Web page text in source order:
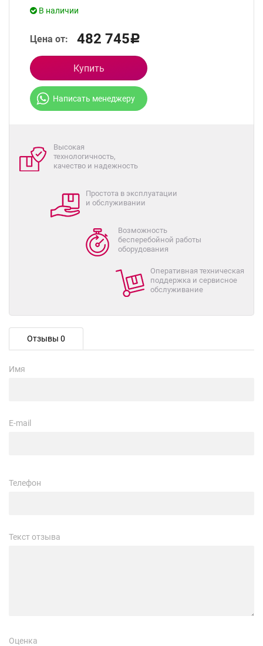
В наличии
Цена от: 482 745Р
Купить
Написать менеджеру
Высокая
технологичность,
качество и надежность
Простота в эксплуатации
и обслуживании
Возможность
бесперебойной работы
оборудования
Оперативная техническая
поддержка и сервисное
обслуживание
Отзывы 0
Имя
E-mail
Телефон
Текст отзыва
Оценка